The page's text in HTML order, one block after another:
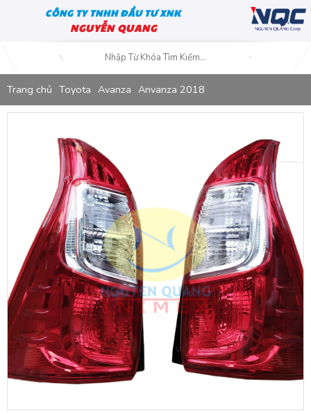
CÔNG TY TNHH ĐẦU TƯ XNK
NGUYỄN QUANG
Trang chủ Toyota Avanza Anvanza 2018